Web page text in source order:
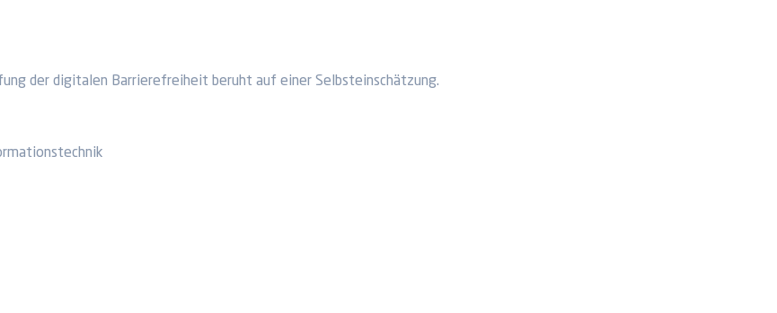
der digitalen Barrierefreiheit beruht auf einer Selbsteinschätzung.